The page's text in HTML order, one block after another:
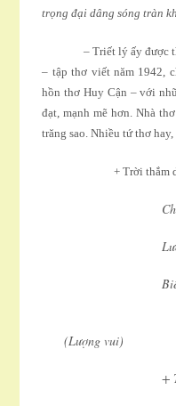
trọng đại dâng sóng tràn
– Triết lý ấy được thể
– tập thơ viết năm 1942,
hồn thơ Huy Cận – với
đạt, mạnh mẽ hơn. Nhà
trăng sao. Nhiều tứ thơ
+ Trời thắm duyên
Chuông sao
Lượng vui
Biển rủ rê
(Lượng vui)
+ Trời xanh